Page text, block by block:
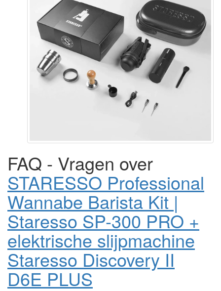
FAQ - Vragen over
STARESSO Professional
Wannabe Barista Kit |
Staresso SP-300 PRO +
elektrische slijpmachine
Staresso Discovery II
D6E PLUS